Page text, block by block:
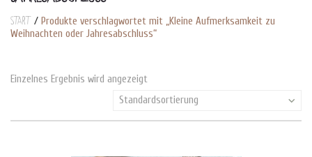
Start / Produkte verschlagwortet mit „Kleine Aufmerksamkeit zu
Weihnachten oder Jahresabschluss“
Einzelnes Ergebnis wird angezeigt
Standardsortierung